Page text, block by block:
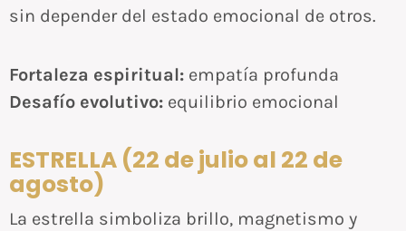
sin depender del estado emocional de otros.
Fortaleza espiritual: empatía profunda
Desafío evolutivo: equilibrio emocional
ESTRELLA (22 de julio al 22 de
agosto)
La estrella simboliza brillo, magnetismo y